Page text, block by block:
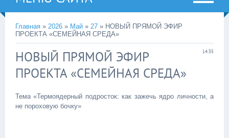
Главная » 2026 » Май » 27 » НОВЫЙ ПРЯМОЙ ЭФИР
ПРОЕКТА «СЕМЕЙНАЯ СРЕДА»
14:35
НОВЫЙ ПРЯМОЙ ЭФИР
ПРОЕКТА «СЕМЕЙНАЯ СРЕДА»
Тема «Термоядерный подросток: как зажечь ядро личности, а
не пороховую бочку»